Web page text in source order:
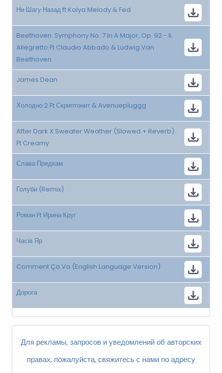
Ни Шагу Назад ft Kolya Melody & Fed
Beethoven: Symphony No. 7 In A Major, Op. 92 - Ii.
Allegretto Ft Claudio Abbado & Ludwig Van
Beethoven
James Dean
Холодно 2 Ft Скриптонит & Avenuepluggg
After Dark X Sweater Weather (Slowed + Reverb)
Ft Creamy
Слава Предкам
Голуби (Remix)
Роман Ft Ирина Круг
Часів Яр
Comment Ça Va (English Language Version)
Дорога
Для рекламы, запросов и уведомлений об авторских
правах, пожалуйста, свяжитесь с нами по адресу